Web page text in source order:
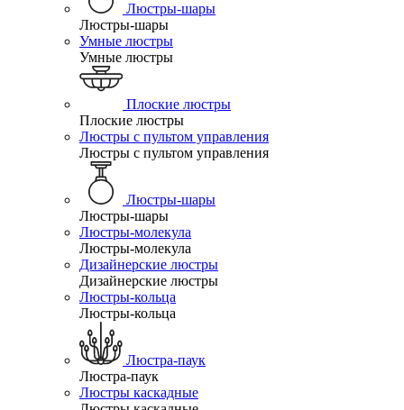
Люстры-шары
Люстры-шары
Умные люстры
Умные люстры
Плоские люстры
Плоские люстры
Люстры с пультом управления
Люстры с пультом управления
Люстры-шары
Люстры-шары
Люстры-молекула
Люстры-молекула
Дизайнерские люстры
Дизайнерские люстры
Люстры-кольца
Люстры-кольца
Люстра-паук
Люстра-паук
Люстры каскадные